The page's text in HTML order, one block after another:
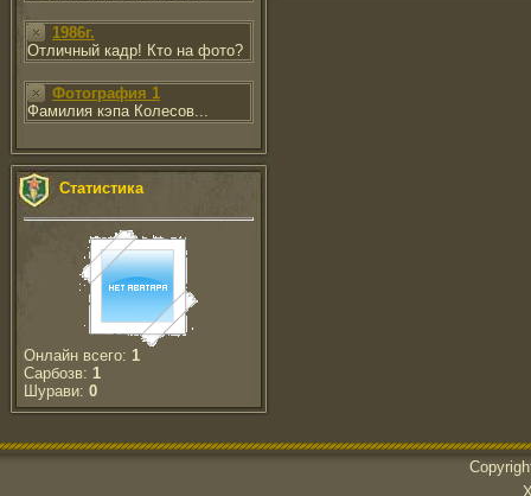
1986г.
Отличный кадр! Кто на фото?
Фотография 1
Фамилия кэпа Колесов...
Статистика
Онлайн всего: 1
Сарбозв: 1
Шурави: 0